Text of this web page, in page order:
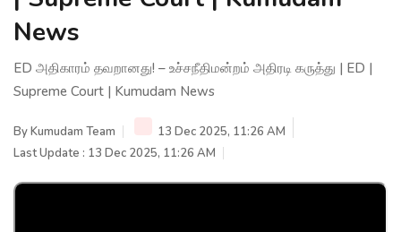
News
ED அதிகாரம் தவறானது! – உச்சநீதிமன்றம் அதிரடி கருத்து | ED |
Supreme Court | Kumudam News
ByKumudam Team
13 Dec 2025, 11:26 AM
Last Update : 13 Dec 2025, 11:26 AM